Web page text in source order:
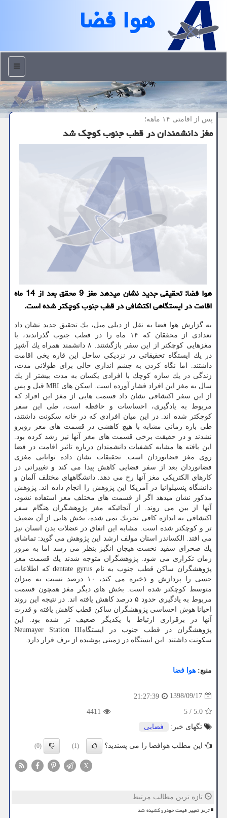
هوا فضا
منو
پس از اقامتی ۱۴ ماهه؛
مغز دانشمندان در قطب جنوب كوچك شد
هوا فضا: تحقیقی جدید نشان میدهد مغز 9 محقق بعد از 14 ماه
اقامت در ایستگاهی اكتشافی در قطب جنوب كوچكتر شده است.
به گزارش هوا فضا به نقل از دیلی میل، یك تحقیق جدید نشان داد
تعدادی از محققان كه ۱۴ ماه را در قطب جنوب گذراندند، با
مغزهایی كوچكتر از این سفر بازگشتند. ۸ دانشمند همراه یك آشپز
در یك ایستگاه تحقیقاتی در نزدیكی ساحل این قاره یخی اقامت
داشتند. اما نگاه كردن به چشم اندازی خالی برای طولانی مدت،
زندگی در یك سازه كوچك با افرادی یكسان به مدت بیشتر از یك
سال به مغز این افراد فشار آورده است. اسكن های MRI قبل و پس
از این سفر اكتشافی نشان داد قسمت هایی از مغز این افراد كه
مربوط به یادگیری، احساسات و حافظه است، طی این سفر
كوچكتر شده اند. در این میان افرادی كه در خانه سكونت داشتند،
طی بازه زمانی مشابه با هیچ كاهشی در قسمت های مغز روبرو
نشدند و در حقیقت برخی قسمت های مغز آنها نیز رشد كرده بود.
این یافته ها مشابه كشفیات دانشمندان درباره تاثیر اقامت در فضا
روی مغز فضانوردان است. تحقیقات نشان داده توانایی مغزی
فضانوردان بعد از سفر فضایی كاهش پیدا می كند و تغییراتی در
كارهای الكتریكی مغز آنها رخ می دهد. دانشگاههای مختلف آلمان و
دانشگاه پنسیلوانیا در آمریكا این پژوهش را انجام داده اند. پژوهش
مذكور نشان میدهد اگر از قسمت های مختلف مغز استفاده نشود،
آنها از بین می روند. از آنجائیكه مغز پژوهشگران هنگام سفر
اكتشافی به اندازه كافی تحریك نمی شده، بخش هایی از آن ضعیف
تر و كوچكتر شده است. مشابه این اتفاق در عضلات بدن انسان نیز
می افتد. الكساندر استان مولف ارشد این پژوهش می گوید: تماشای
یك صحرای سفید نخست هیجان انگیز بنظر می رسد اما به مرور
زمان تكراری می شود. پژوهشگران متوجه شدند یك قسمت مغز
پژوهشگران ساكن قطب جنوب به نام dentate gyrus كه اطلاعات
حسی را پردازش و ذخیره می كند، ۱۰ درصد نسبت به میزان
متوسط كوچكتر شده است. بخش های دیگر مغز همچون قسمت
مربوط به یادگیری حدود ۵ درصد كاهش یافته اند. در نتیجه این روند
احیانا هوش احساسی پژوهشگران ساكن قطب كاهش یافته و قدرت
آنها در برقراری ارتباط با یكدیگر ضعیف تر شده بود. این
پژوهشگران در قطب جنوب در ایستگاهNeumayer Station III
سكونت داشتند. این ایستگاه در زمینی پوشیده از برف قرار دارد.
منبع: هوا فضا
1398/09/17
21:27:39
5.0
/
5
4411
تگهای خبر:
فضایی
این مطلب هوافضا را می پسندید؟ (1)
(0)
X
تازه ترین مطالب مرتبط
ترمز تغییر قیمت خودرو کشیده شد